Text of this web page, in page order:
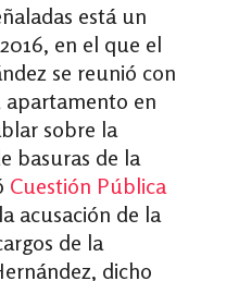
está un
en el que el
se reunió con
apartamento en
sobre la
basuras de la
Cuestión Pública
la acusación de la
de la
, dicho